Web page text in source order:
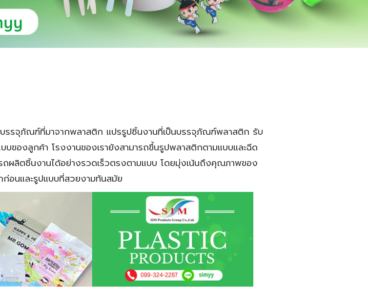
รรจุภัณฑ์ที่มาจากพลาสติก แปรรูปชิ้นงานที่เป็นบรรจุภัณฑ์พลาสติก รับ
ของลูกค้า โรงงานของเรายังสามารถขึ้นรูปพลาสติกตามแบบและฉีด
ผลิตชิ้นงานได้อย่างรวดเร็วตรงตามแบบ โดยมุ่งเน้นถึงคุณภาพของ
อนและรูปแบบที่สวยงามทันสมัย